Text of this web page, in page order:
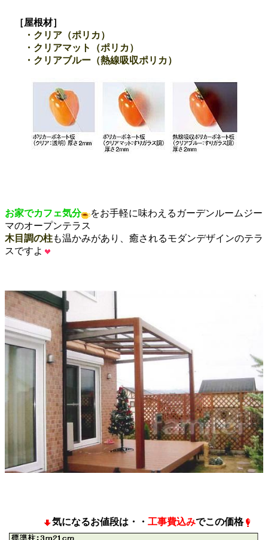
［屋根材］
・クリア（ポリカ）
・クリアマット（ポリカ）
・クリアブルー（熱線吸収ポリカ）
お家でカフェ気分
をお手軽に味わえるガーデンルームジー
マのオープンテラス
木目調の柱も温かみがあり、癒されるモダンデザインのテラ
スですよ
気になるお値段は・・ 工事費込みでこの価格